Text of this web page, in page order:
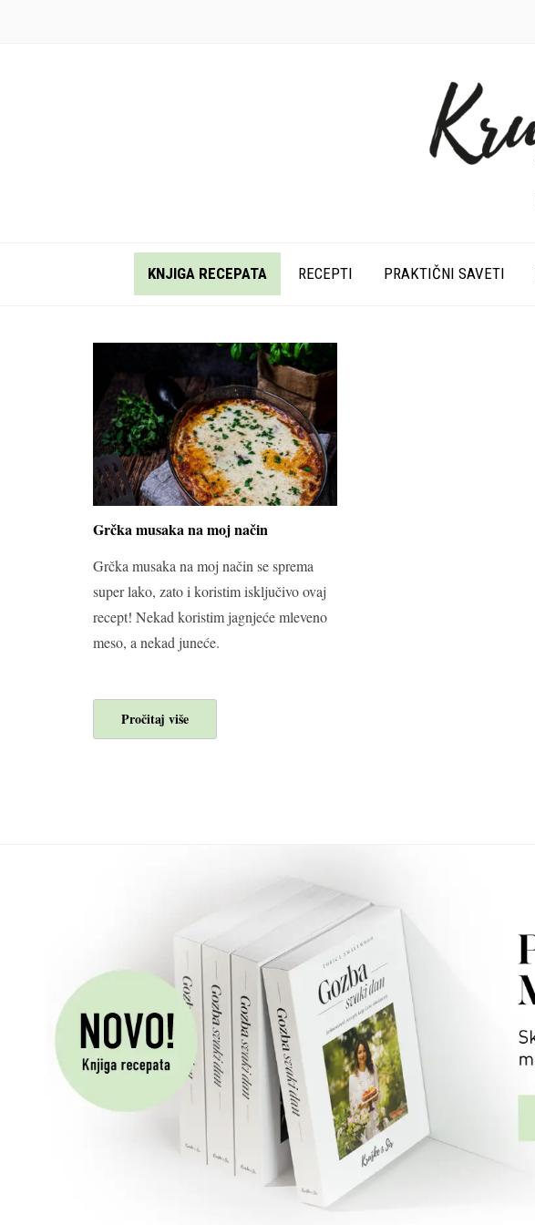
KNJIGA RECEPATA RECEPTI PRAKTIČNI SAVETI
Grčka musaka na moj način
Grčka musaka na moj način se sprema
super lako, zato i koristim isključivo ovaj
recept! Nekad koristim jagnjeće mleveno
meso, a nekad juneće.
Pročitaj više